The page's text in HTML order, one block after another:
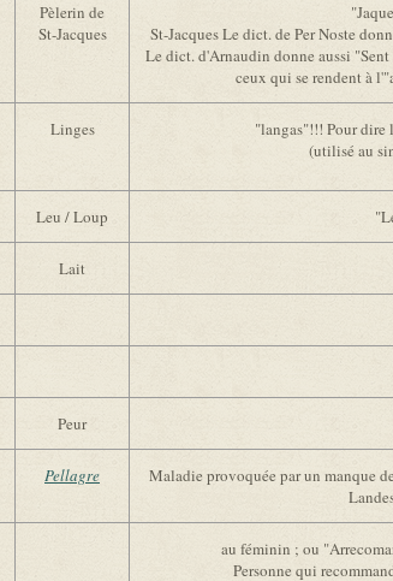
Pèlerin de
St-Jacques
St-Jacques Le dict. de Per Noste
Le dict. d'Arnaudin donne aussi
ceux qui se rendent à
Linges
"langas"!!! Pour dire
(utilisé au
Leu / Loup
Lait
Peur
Pellagre
Maladie provoquée par un manque
au féminin ; ou
Personne qui